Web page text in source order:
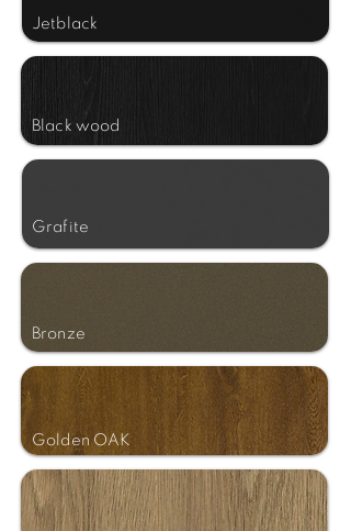
Jetblack
Black wood
Grafite
Bronze
Golden OAK